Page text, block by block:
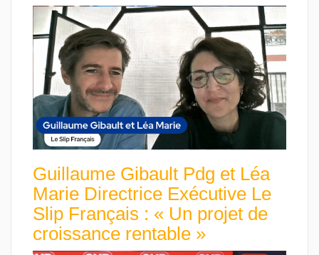
Guillaume Gibault Pdg et Léa
Marie Directrice Exécutive Le
Slip Français : « Un projet de
croissance rentable »